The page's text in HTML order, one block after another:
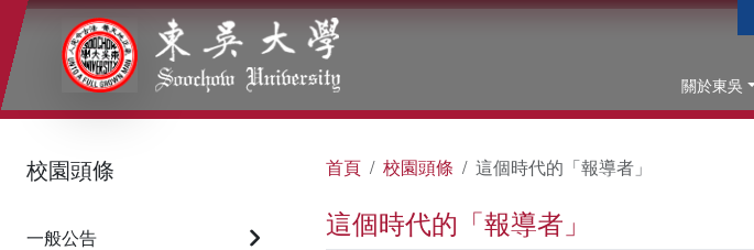
關於東吳
:::
校園頭條
一般公告
首頁 校園頭條 這個時代的「報導者」
這個時代的「報導者」